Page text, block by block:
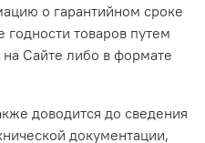
о гарантийном сроке
годности товаров путем
Сайте либо в формате
доводится до сведения
документации,